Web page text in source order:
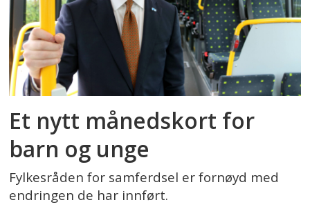
Et nytt månedskort for
barn og unge
Fylkesråden for samferdsel er fornøyd med
endringen de har innført.